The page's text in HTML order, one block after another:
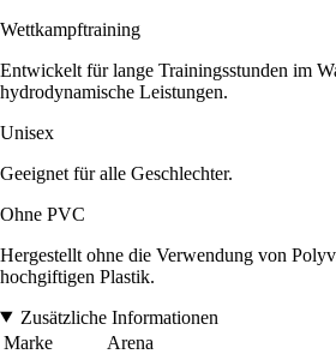
Wettkampftraining
Entwickelt für lange Trainingsstunden im
hydrodynamische Leistungen.
Unisex
Geeignet für alle Geschlechter.
Ohne PVC
Hergestellt ohne die Verwendung von
hochgiftigen Plastik.
Zusätzliche Informationen
Marke
Arena